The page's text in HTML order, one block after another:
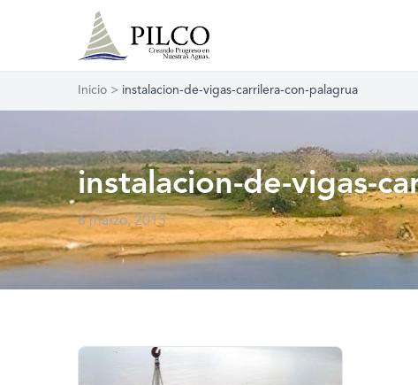
Inicio > instalacion-de-vigas-carrilera-con-palagrua
instalacion-de-vigas-
6 marzo, 2013